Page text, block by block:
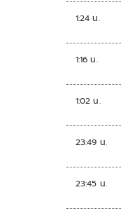
1:24 น.
1:16 น.
1:02 น.
23:49 น.
23:45 น.